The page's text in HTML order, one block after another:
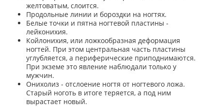
желтоватым, слоится.
Продольные линии и бороздки на ногтях.
Белые точки и пятна ногтевой пластины -
лейконихия.
Койлонихия, или ложкообразная деформация
ногтей. При этом центральная часть пластины
углубляется, а периферические приподнимаются.
При экземе это явление наблюдали только у
мужчин.
Онихолиз - отслоение ногтя от ногтевого ложа.
Старый ноготь в итоге теряется, а под ним
вырастает новый.